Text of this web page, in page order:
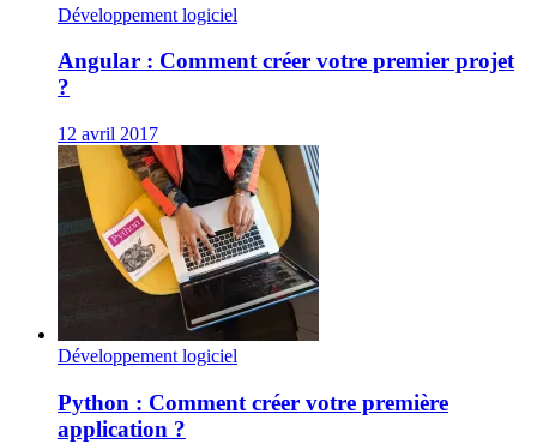
Développement logiciel
Angular : Comment créer votre premier projet
?
12 avril 2017
Développement logiciel
Python : Comment créer votre première
application ?